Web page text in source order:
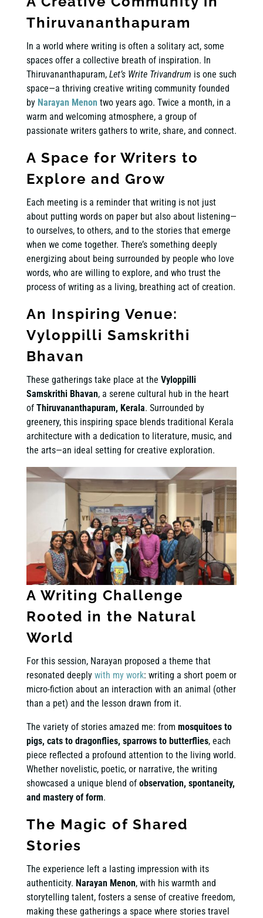
Thiruvananthapuram
In a world where writing is often a solitary act, some
spaces offer a collective breath of inspiration. In
Thiruvananthapuram, Let’s Write Trivandrum is one such
space—a thriving creative writing community founded
by Narayan Menon two years ago. Twice a month, in a
warm and welcoming atmosphere, a group of
passionate writers gathers to write, share, and connect.
A Space for Writers to
Explore and Grow
Each meeting is a reminder that writing is not just
about putting words on paper but also about listening—
to ourselves, to others, and to the stories that emerge
when we come together. There’s something deeply
energizing about being surrounded by people who love
words, who are willing to explore, and who trust the
process of writing as a living, breathing act of creation.
An Inspiring Venue:
Vyloppilli Samskrithi
Bhavan
These gatherings take place at the Vyloppilli
Samskrithi Bhavan, a serene cultural hub in the heart
of Thiruvananthapuram, Kerala. Surrounded by
greenery, this inspiring space blends traditional Kerala
architecture with a dedication to literature, music, and
the arts—an ideal setting for creative exploration.
A Writing Challenge
Rooted in the Natural
World
For this session, Narayan proposed a theme that
resonated deeply with my work: writing a short poem or
micro-fiction about an interaction with an animal (other
than a pet) and the lesson drawn from it.
The variety of stories amazed me: from mosquitoes to
pigs, cats to dragonflies, sparrows to butterflies, each
piece reflected a profound attention to the living world.
Whether novelistic, poetic, or narrative, the writing
showcased a unique blend of observation, spontaneity,
and mastery of form.
The Magic of Shared
Stories
The experience left a lasting impression with its
authenticity. Narayan Menon, with his warmth and
storytelling talent, fosters a sense of creative freedom,
making these gatherings a space where stories travel